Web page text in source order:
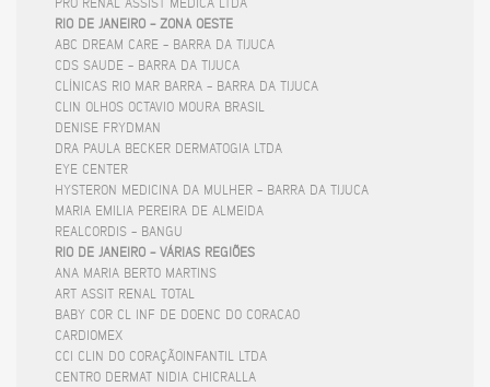
PRO RENAL ASSIST MÉDICA LTDA
RIO DE JANEIRO - ZONA OESTE
ABC DREAM CARE - BARRA DA TIJUCA
CDS SAUDE - BARRA DA TIJUCA
CLÍNICAS RIO MAR BARRA - BARRA DA TIJUCA
CLIN OLHOS OCTAVIO MOURA BRASIL
DENISE FRYDMAN
DRA PAULA BECKER DERMATOGIA LTDA
EYE CENTER
HYSTERON MEDICINA DA MULHER - BARRA DA TIJUCA
MARIA EMILIA PEREIRA DE ALMEIDA
REALCORDIS - BANGU
RIO DE JANEIRO - VÁRIAS REGIÕES
ANA MARIA BERTO MARTINS
ART ASSIT RENAL TOTAL
BABY COR CL INF DE DOENC DO CORACAO
CARDIOMEX
CCI CLIN DO CORAÇÃOINFANTIL LTDA
CENTRO DERMAT NIDIA CHICRALLA